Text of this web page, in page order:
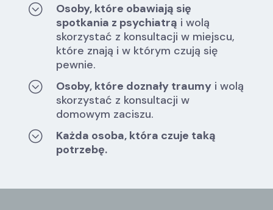
;
Osoby, które obawiają się
spotkania z psychiatrą i wolą
skorzystać z konsultacji w miejscu,
które znają i w którym czują się
pewnie.
; Osoby, które doznały traumyi wolą
skorzystać z konsultacji w
domowym zaciszu.
;
Każda osoba, która czuje taką
potrzebę.